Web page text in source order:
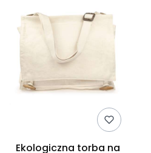
Ekologiczna torba na